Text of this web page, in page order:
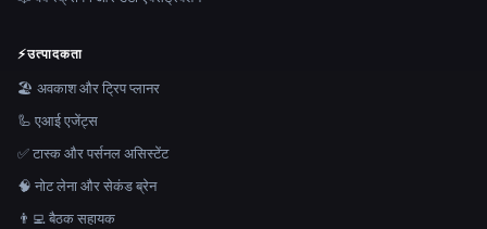
⚡उत्पादकता
🏖 अवकाश और ट्रिप प्लानर
🦾 एआई एजेंट्स
✅ टास्क और पर्सनल असिस्टेंट
🧠 नोट लेना और सेकंड ब्रेन
👨‍💻 बैठक सहायक